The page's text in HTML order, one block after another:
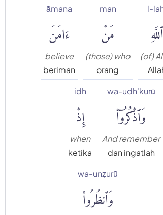
l-
ٱللَّهِ
(of)
man
مَنْ
(those) who
orang
āmana
ءَامَنَ
believe
beriman
wa-udh'kurū
وَٱذْكُرُوٓا۟
And remember
dan ingatlah
idh
إِذْ
when
ketika
wa-unẓurū
وَٱنظُرُوا۟